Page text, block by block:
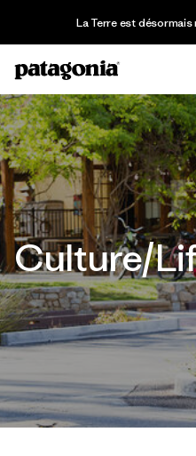
La Terre est
Culture/